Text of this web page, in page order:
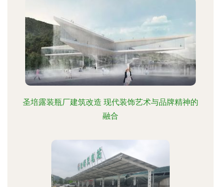
圣培露装瓶厂建筑改造 现代装饰艺术与品牌精神的
融合